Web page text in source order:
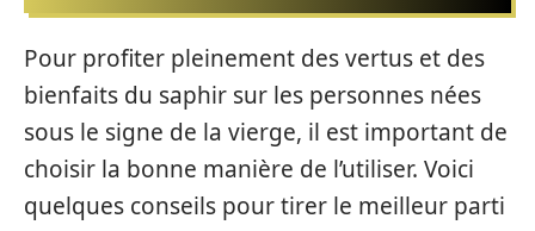
Pour profiter pleinement des vertus et des
bienfaits du saphir sur les personnes nées
sous le signe de la vierge, il est important de
choisir la bonne manière de l’utiliser. Voici
quelques conseils pour tirer le meilleur parti